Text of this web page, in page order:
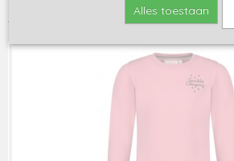
Alles toestaan